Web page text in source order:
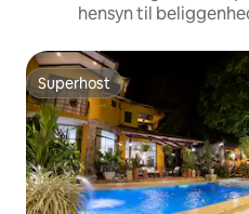
hensyn til
Superhost
Superhost